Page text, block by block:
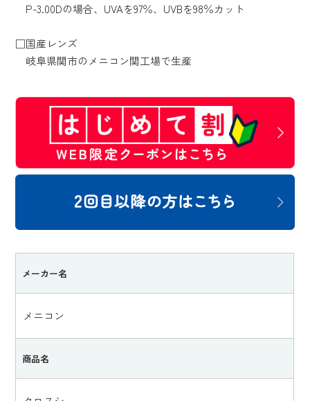
P-3.00Dの場合、UVAを97％、UVBを98％カット
□国産レンズ
岐阜県関市のメニコン関工場で生産
メーカー名
メニコン
商品名